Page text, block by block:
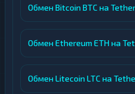
Обмен Bitcoin BTC на
Обмен Ethereum ETH на
Обмен Litecoin LTC на